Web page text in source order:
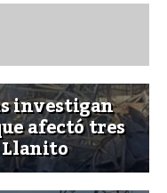
investigan
afectó tres
Llanito